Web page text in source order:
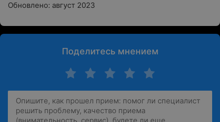
Обновлено: август 2023
Поделитесь мнением